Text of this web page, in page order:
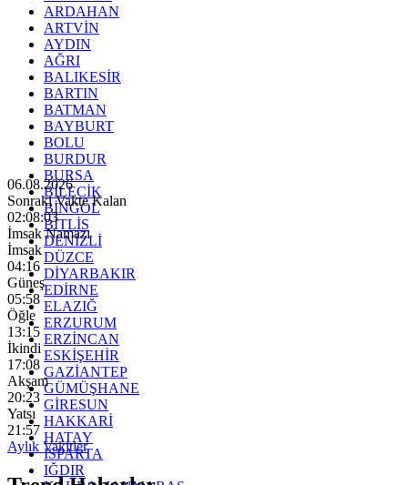
ARDAHAN
ARTVİN
AYDIN
AĞRI
BALIKESİR
BARTIN
BATMAN
BAYBURT
BOLU
BURDUR
BURSA
BİLECİK
BİNGÖL
BİTLİS
DENİZLİ
DÜZCE
DİYARBAKIR
EDİRNE
ELAZIĞ
ERZURUM
ERZİNCAN
ESKİŞEHİR
GAZİANTEP
GÜMÜŞHANE
GİRESUN
HAKKARİ
HATAY
ISPARTA
IĞDIR
06.08.2026
Sonraki Vakte Kalan
02:08:02
İmsak Namazı
İmsak
04:16
Güneş
05:58
Öğle
13:15
İkindi
17:08
Akşam
20:23
Yatsı
21:57
Aylık Vakitler